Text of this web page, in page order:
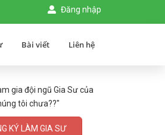
Đăng nhập
Bài viết Liên hệ
gia đội ngũ Gia Sư của
tôi chưa??"
KÝ LÀM GIA SƯ